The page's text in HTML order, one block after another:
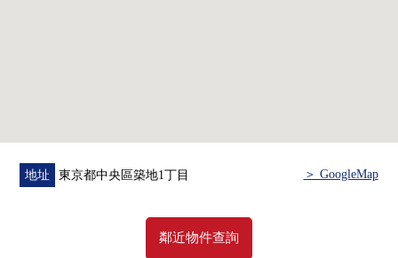
地址 東京都中央區築地1丁目 ＞ GoogleMap
鄰近物件查詢